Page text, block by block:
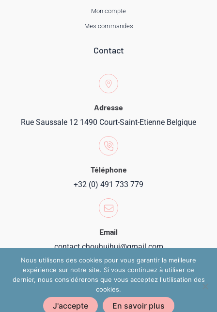
Mon compte
Mes commandes
Contact
Adresse
Rue Saussale 12 1490 Court-Saint-Etienne Belgique
Téléphone
+32 (0) 491 733 779
Email
contact.chouhuihui@gmail.com
Copyright 2024 @ Chouhuihui
Nous utilisons des cookies pour vous garantir la meilleure
expérience sur notre site. Si vous continuez à utiliser ce
dernier, nous considérerons que vous acceptez l'utilisation des
cookies.
J'accepte En savoir plus